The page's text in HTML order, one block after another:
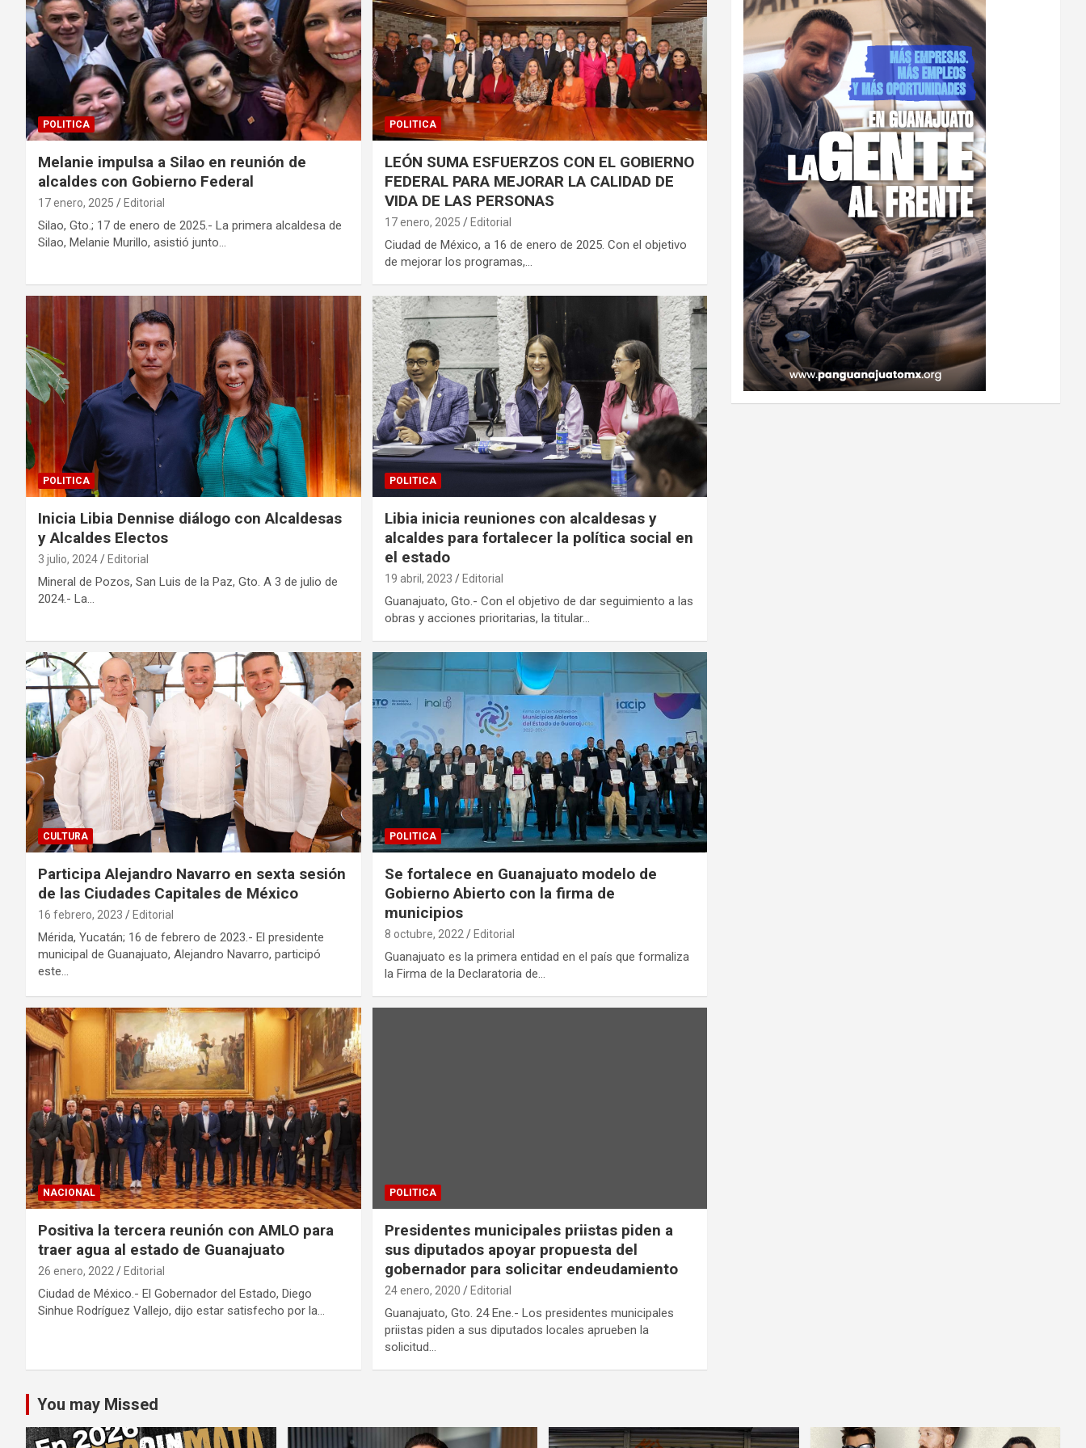
POLITICA
Melanie impulsa a Silao en reunión de
alcaldes con Gobierno Federal
17 enero, 2025 Editorial
Silao, Gto.; 17 de enero de 2025.- La primera alcaldesa de
Silao, Melanie Murillo, asistió junto…
POLITICA
LEÓN SUMA ESFUERZOS CON EL GOBIERNO
FEDERAL PARA MEJORAR LA CALIDAD DE
VIDA DE LAS PERSONAS
17 enero, 2025 Editorial
Ciudad de México, a 16 de enero de 2025. Con el objetivo
de mejorar los programas,…
POLITICA
Inicia Libia Dennise diálogo con Alcaldesas
y Alcaldes Electos
3 julio, 2024 Editorial
Mineral de Pozos, San Luis de la Paz, Gto. A 3 de julio de
2024.- La…
POLITICA
Libia inicia reuniones con alcaldesas y
alcaldes para fortalecer la política social en
el estado
19 abril, 2023 Editorial
Guanajuato, Gto.- Con el objetivo de dar seguimiento a las
obras y acciones prioritarias, la titular…
CULTURA
Participa Alejandro Navarro en sexta sesión
de las Ciudades Capitales de México
16 febrero, 2023 Editorial
Mérida, Yucatán; 16 de febrero de 2023.- El presidente
municipal de Guanajuato, Alejandro Navarro, participó
este…
POLITICA
Se fortalece en Guanajuato modelo de
Gobierno Abierto con la firma de
municipios
8 octubre, 2022 Editorial
Guanajuato es la primera entidad en el país que formaliza
la Firma de la Declaratoria de…
NACIONAL
Positiva la tercera reunión con AMLO para
traer agua al estado de Guanajuato
26 enero, 2022 Editorial
Ciudad de México.- El Gobernador del Estado, Diego
Sinhue Rodríguez Vallejo, dijo estar satisfecho por la…
POLITICA
Presidentes municipales priistas piden a
sus diputados apoyar propuesta del
gobernador para solicitar endeudamiento
24 enero, 2020 Editorial
Guanajuato, Gto. 24 Ene.- Los presidentes municipales
priistas piden a sus diputados locales aprueben la
solicitud…
You may Missed